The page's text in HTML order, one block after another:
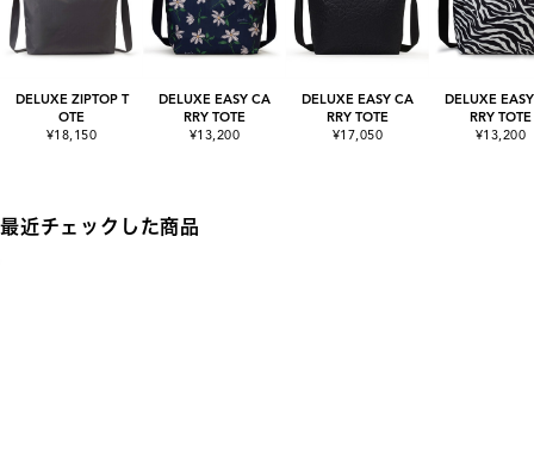
DELUXE ZIPTOP T
OTE
¥18,150
DELUXE EASY CA
RRY TOTE
¥13,200
DELUXE EASY CA
RRY TOTE
¥17,050
DELUXE
RRY TOTE
¥13,200
最近チェックした商品